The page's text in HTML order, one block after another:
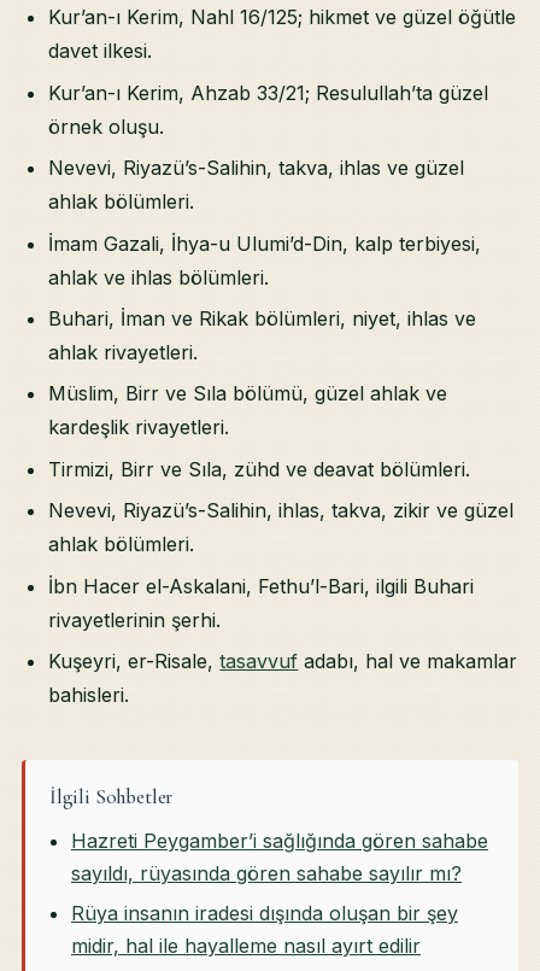
Kur’an-ı Kerim, Nahl 16/125; hikmet ve güzel öğütle
davet ilkesi.
Kur’an-ı Kerim, Ahzab 33/21; Resulullah’ta güzel
örnek oluşu.
Nevevi, Riyazü’s-Salihin, takva, ihlas ve güzel
ahlak bölümleri.
İmam Gazali, İhya-u Ulumi’d-Din, kalp terbiyesi,
ahlak ve ihlas bölümleri.
Buhari, İman ve Rikak bölümleri, niyet, ihlas ve
ahlak rivayetleri.
Müslim, Birr ve Sıla bölümü, güzel ahlak ve
kardeşlik rivayetleri.
Tirmizi, Birr ve Sıla, zühd ve deavat bölümleri.
Nevevi, Riyazü’s-Salihin, ihlas, takva, zikir ve güzel
ahlak bölümleri.
İbn Hacer el-Askalani, Fethu’l-Bari, ilgili Buhari
rivayetlerinin şerhi.
Kuşeyri, er-Risale,tasavvuf adabı, hal ve makamlar
bahisleri.
İlgili Sohbetler
Hazreti Peygamber’i sağlığında gören sahabe
sayıldı, rüyasında gören sahabe sayılır mı?
Rüya insanın iradesi dışında oluşan bir şey
midir, hal ile hayalleme nasıl ayırt edilir